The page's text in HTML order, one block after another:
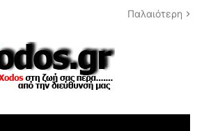
Παλαιότερη